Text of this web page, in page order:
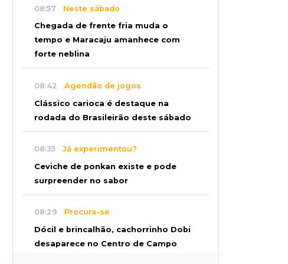
08:57 Neste sábado
Chegada de frente fria muda o
tempo e Maracaju amanhece com
forte neblina
08:42 Agendão de jogos
Clássico carioca é destaque na
rodada do Brasileirão deste sábado
08:35 Já experimentou?
Ceviche de ponkan existe e pode
surpreender no sabor
08:29 Procura-se
Dócil e brincalhão, cachorrinho Dobi
desaparece no Centro de Campo